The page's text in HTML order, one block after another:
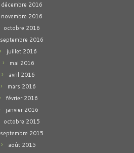
décembre 2016
novembre 2016
octobre 2016
septembre 2016
juillet 2016
mai 2016
avril 2016
mars 2016
février 2016
janvier 2016
octobre 2015
septembre 2015
août 2015